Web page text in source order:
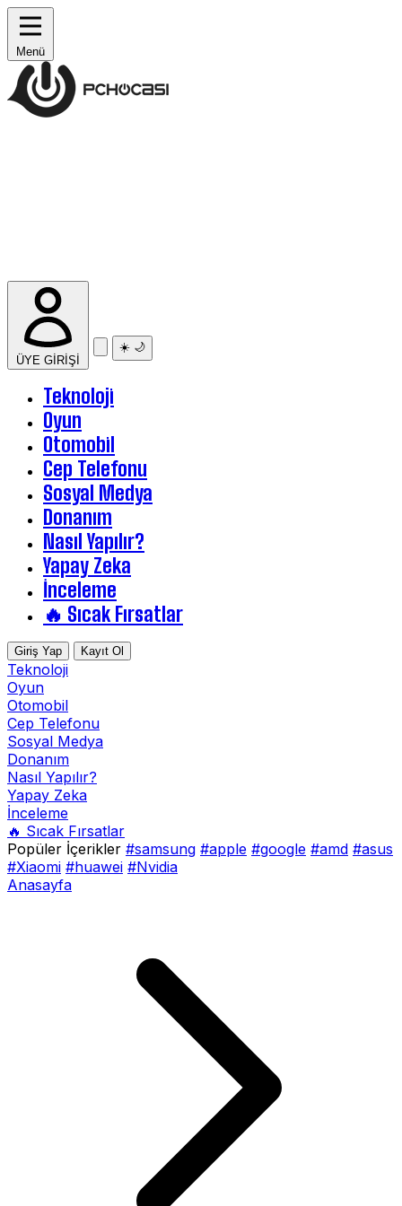
Menü
ÜYE GİRİŞİ
☀️ 🌙
Teknoloji
Oyun
Otomobil
Cep Telefonu
Sosyal Medya
Donanım
Nasıl Yapılır?
Yapay Zeka
İnceleme
🔥 Sıcak Fırsatlar
Giriş Yap Kayıt Ol
Teknoloji
Oyun
Otomobil
Cep Telefonu
Sosyal Medya
Donanım
Nasıl Yapılır?
Yapay Zeka
İnceleme
🔥 Sıcak Fırsatlar
Popüler İçerikler #samsung #apple #google #amd #asus
#Xiaomi #huawei #Nvidia
Anasayfa